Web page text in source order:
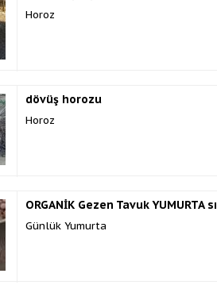
Horoz
dövüş horozu
Horoz
ORGANİK Gezen Tavuk YUMURTA sı
Günlük Yumurta